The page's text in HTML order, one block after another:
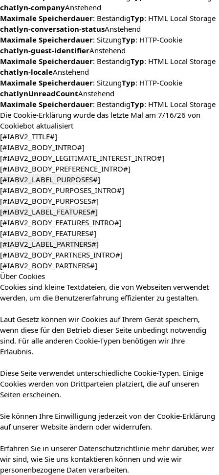
chatlyn-companyAnstehend
Maximale Speicherdauer: BeständigTyp: HTML Local Storage
chatlyn-conversation-statusAnstehend
Maximale Speicherdauer: SitzungTyp: HTTP-Cookie
chatlyn-guest-identifierAnstehend
Maximale Speicherdauer: BeständigTyp: HTML Local Storage
chatlyn-localeAnstehend
Maximale Speicherdauer: SitzungTyp: HTTP-Cookie
chatlynUnreadCountAnstehend
Maximale Speicherdauer: BeständigTyp: HTML Local Storage
Die Cookie-Erklärung wurde das letzte Mal am 7/16/26 von
Cookiebot aktualisiert
[#IABV2_TITLE#]
[#IABV2_BODY_INTRO#]
[#IABV2_BODY_LEGITIMATE_INTEREST_INTRO#]
[#IABV2_BODY_PREFERENCE_INTRO#]
[#IABV2_LABEL_PURPOSES#]
[#IABV2_BODY_PURPOSES_INTRO#]
[#IABV2_BODY_PURPOSES#]
[#IABV2_LABEL_FEATURES#]
[#IABV2_BODY_FEATURES_INTRO#]
[#IABV2_BODY_FEATURES#]
[#IABV2_LABEL_PARTNERS#]
[#IABV2_BODY_PARTNERS_INTRO#]
[#IABV2_BODY_PARTNERS#]
Über Cookies
Cookies sind kleine Textdateien, die von Webseiten verwendet
werden, um die Benutzererfahrung effizienter zu gestalten.
Laut Gesetz können wir Cookies auf Ihrem Gerät speichern,
wenn diese für den Betrieb dieser Seite unbedingt notwendig
sind. Für alle anderen Cookie-Typen benötigen wir Ihre
Erlaubnis.
Diese Seite verwendet unterschiedliche Cookie-Typen. Einige
Cookies werden von Drittparteien platziert, die auf unseren
Seiten erscheinen.
Sie können Ihre Einwilligung jederzeit von der Cookie-Erklärung
auf unserer Website ändern oder widerrufen.
Erfahren Sie in unserer Datenschutzrichtlinie mehr darüber, wer
wir sind, wie Sie uns kontaktieren können und wie wir
personenbezogene Daten verarbeiten.